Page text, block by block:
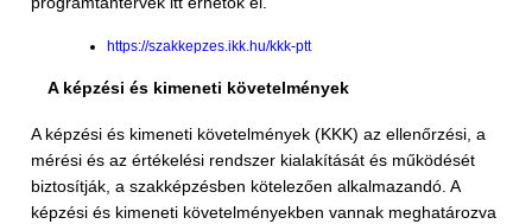
https://szakkepzes.ikk.hu/kkk-ptt
A képzési és kimeneti követelmények
A képzési és kimeneti követelmények (KKK) az ellenőrzési, a
mérési és az értékelési rendszer kialakítását és működését
biztosítják, a szakképzésben kötelezően alkalmazandó. A
képzési és kimeneti követelményekben vannak meghatározva